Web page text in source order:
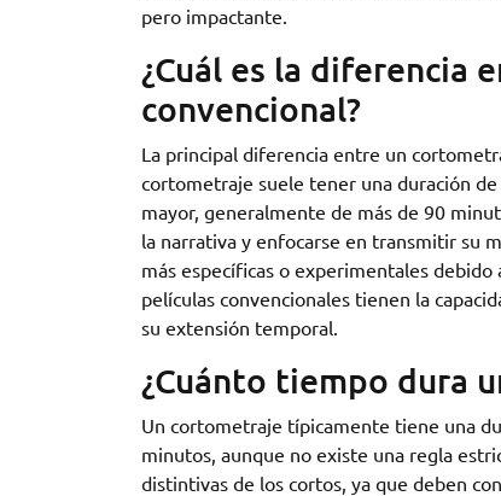
pero impactante.
¿Cuál es la diferencia
convencional?
La principal diferencia entre un
cortometraje suele tener una duración
mayor, generalmente de más de 90
la narrativa y enfocarse en transmitir su
más específicas o experimentales
películas convencionales tienen la
su extensión temporal.
¿Cuánto tiempo dura
Un cortometraje típicamente tiene una
minutos, aunque no existe una regla
distintivas de los cortos, ya que deben